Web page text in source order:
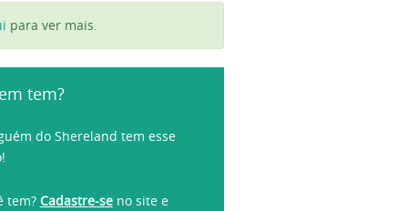
para ver mais.
tem?
do Shereland tem esse
tem? Cadastre-seno site e